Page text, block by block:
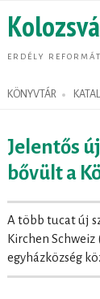
ERDÉLY
KÖNYVTÁR
Search form
Jelentős
bővült a
A több tucat új
Kirchen
egyházközség